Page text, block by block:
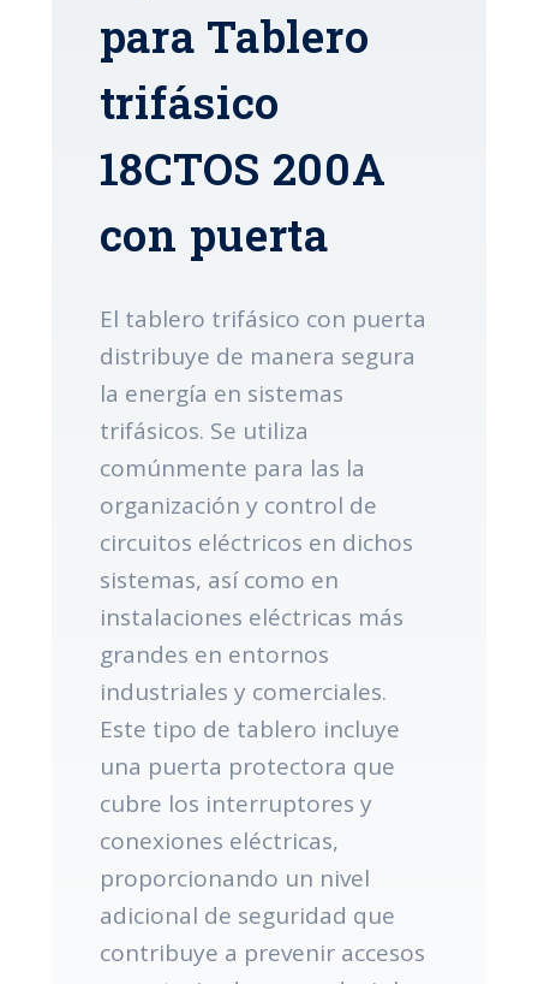
para Tablero
trifásico
18CTOS 200A
con puerta
El tablero trifásico con puerta
distribuye de manera segura
la energía en sistemas
trifásicos. Se utiliza
comúnmente para las la
organización y control de
circuitos eléctricos en dichos
sistemas, así como en
instalaciones eléctricas más
grandes en entornos
industriales y comerciales.
Este tipo de tablero incluye
una puerta protectora que
cubre los interruptores y
conexiones eléctricas,
proporcionando un nivel
adicional de seguridad que
contribuye a prevenir accesos